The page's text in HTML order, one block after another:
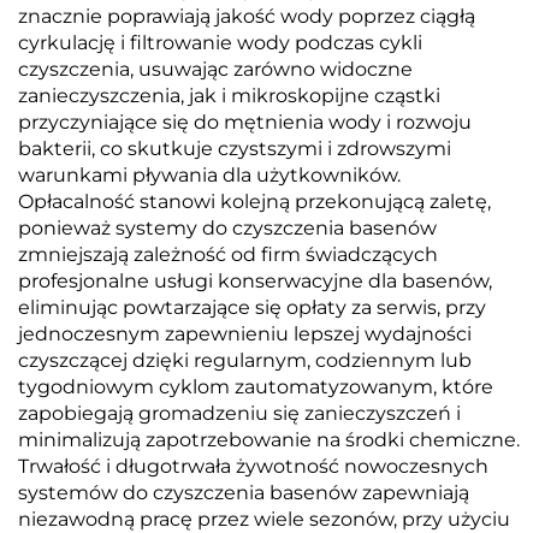
znacznie poprawiają jakość wody poprzez ciągłą
cyrkulację i filtrowanie wody podczas cykli
czyszczenia, usuwając zarówno widoczne
zanieczyszczenia, jak i mikroskopijne cząstki
przyczyniające się do mętnienia wody i rozwoju
bakterii, co skutkuje czystszymi i zdrowszymi
warunkami pływania dla użytkowników.
Opłacalność stanowi kolejną przekonującą zaletę,
ponieważ systemy do czyszczenia basenów
zmniejszają zależność od firm świadczących
profesjonalne usługi konserwacyjne dla basenów,
eliminując powtarzające się opłaty za serwis, przy
jednoczesnym zapewnieniu lepszej wydajności
czyszczącej dzięki regularnym, codziennym lub
tygodniowym cyklom zautomatyzowanym, które
zapobiegają gromadzeniu się zanieczyszczeń i
minimalizują zapotrzebowanie na środki chemiczne.
Trwałość i długotrwała żywotność nowoczesnych
systemów do czyszczenia basenów zapewniają
niezawodną pracę przez wiele sezonów, przy użyciu